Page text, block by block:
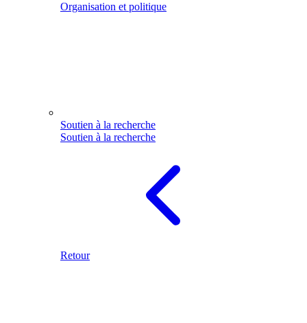
Organisation et politique
Soutien à la recherche
Soutien à la recherche
Retour